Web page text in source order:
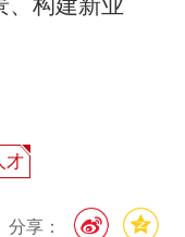
、构建新业
才
分享：